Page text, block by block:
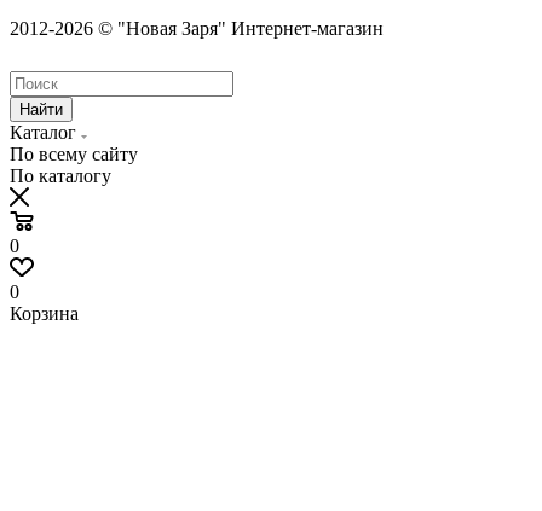
2012-2026 © "Новая Заря" Интернет-магазин
Найти
Каталог
По всему сайту
По каталогу
0
0
Корзина